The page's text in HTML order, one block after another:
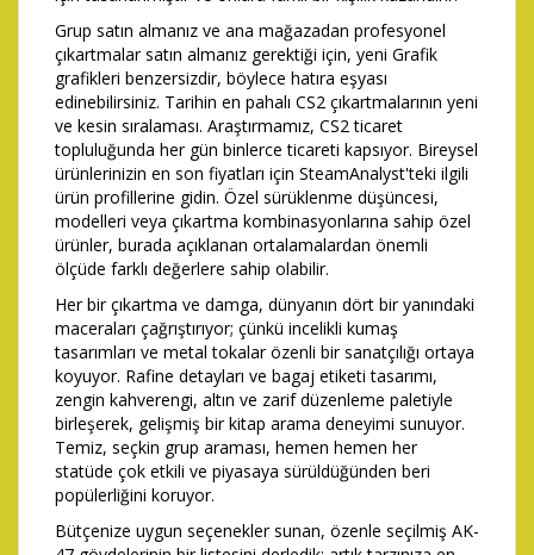
Grup satın almanız ve ana mağazadan profesyonel
çıkartmalar satın almanız gerektiği için, yeni Grafik
grafikleri benzersizdir, böylece hatıra eşyası
edinebilirsiniz. Tarihin en pahalı CS2 çıkartmalarının yeni
ve kesin sıralaması. Araştırmamız, CS2 ticaret
topluluğunda her gün binlerce ticareti kapsıyor. Bireysel
ürünlerinizin en son fiyatları için SteamAnalyst'teki ilgili
ürün profillerine gidin. Özel sürüklenme düşüncesi,
modelleri veya çıkartma kombinasyonlarına sahip özel
ürünler, burada açıklanan ortalamalardan önemli
ölçüde farklı değerlere sahip olabilir.
Her bir çıkartma ve damga, dünyanın dört bir yanındaki
maceraları çağrıştırıyor; çünkü incelikli kumaş
tasarımları ve metal tokalar özenli bir sanatçılığı ortaya
koyuyor. Rafine detayları ve bagaj etiketi tasarımı,
zengin kahverengi, altın ve zarif düzenleme paletiyle
birleşerek, gelişmiş bir kitap arama deneyimi sunuyor.
Temiz, seçkin grup araması, hemen hemen her
statüde çok etkili ve piyasaya sürüldüğünden beri
popülerliğini koruyor.
Bütçenize uygun seçenekler sunan, özenle seçilmiş AK-